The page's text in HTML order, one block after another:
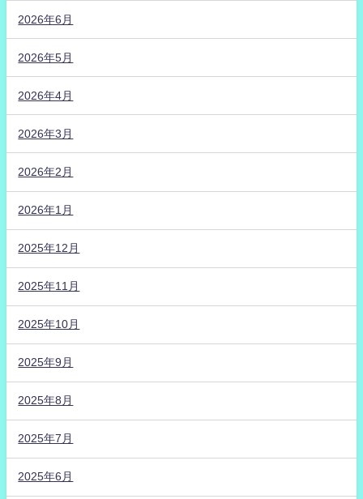
2026年6月
2026年5月
2026年4月
2026年3月
2026年2月
2026年1月
2025年12月
2025年11月
2025年10月
2025年9月
2025年8月
2025年7月
2025年6月